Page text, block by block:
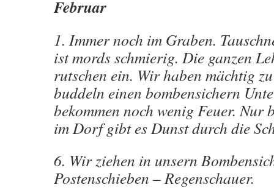
Februar
1. Immer noch im Graben.
ist mords schmierig. Die ganzen
rutschen ein. Wir haben mächtig
buddeln einen bombensichern
bekommen noch wenig Feuer. Nur
im Dorf gibt es Dunst durch die
6. Wir ziehen in unsern
Postenschieben – Regenschauer.